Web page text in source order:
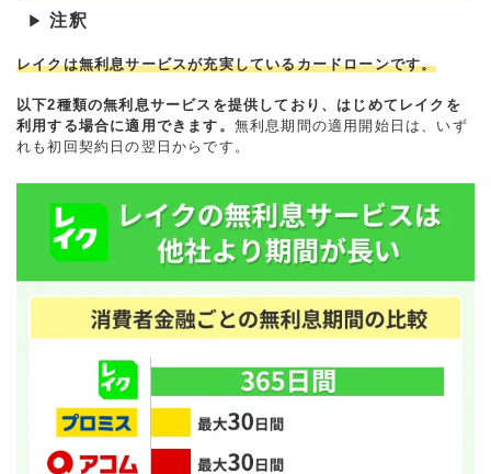
▶ 注釈
レイクは無利息サービスが充実しているカードローンです。
以下2種類の無利息サービスを提供しており、はじめてレイクを
利用する場合に適用できます。 無利息期間の適用開始日は、いず
れも初回契約日の翌日からです。